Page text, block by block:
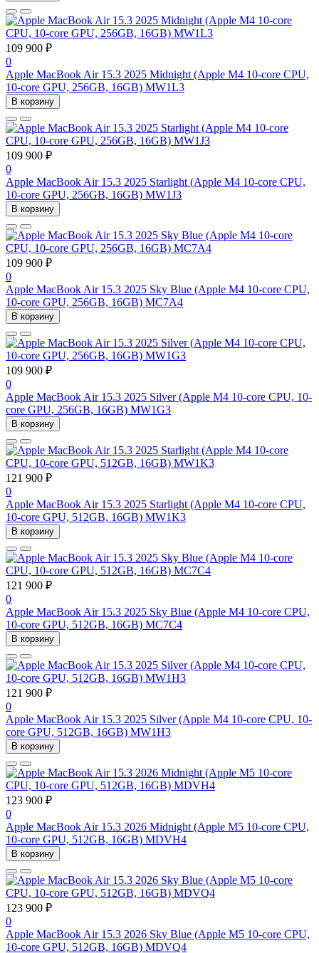
109 900 ₽
0
Apple MacBook Air 15.3 2025 Midnight (Apple M4 10-core CPU,
10-core GPU, 256GB, 16GB) MW1L3
В корзину
109 900 ₽
0
Apple MacBook Air 15.3 2025 Starlight (Apple M4 10-core CPU,
10-core GPU, 256GB, 16GB) MW1J3
В корзину
109 900 ₽
0
Apple MacBook Air 15.3 2025 Sky Blue (Apple M4 10-core CPU,
10-core GPU, 256GB, 16GB) MC7A4
В корзину
109 900 ₽
0
Apple MacBook Air 15.3 2025 Silver (Apple M4 10-core CPU, 10-
core GPU, 256GB, 16GB) MW1G3
В корзину
121 900 ₽
0
Apple MacBook Air 15.3 2025 Starlight (Apple M4 10-core CPU,
10-core GPU, 512GB, 16GB) MW1K3
В корзину
121 900 ₽
0
Apple MacBook Air 15.3 2025 Sky Blue (Apple M4 10-core CPU,
10-core GPU, 512GB, 16GB) MC7C4
В корзину
121 900 ₽
0
Apple MacBook Air 15.3 2025 Silver (Apple M4 10-core CPU, 10-
core GPU, 512GB, 16GB) MW1H3
В корзину
123 900 ₽
0
Apple MacBook Air 15.3 2026 Midnight (Apple M5 10-core CPU,
10-core GPU, 512GB, 16GB) MDVH4
В корзину
123 900 ₽
0
Apple MacBook Air 15.3 2026 Sky Blue (Apple M5 10-core CPU,
10-core GPU, 512GB, 16GB) MDVQ4